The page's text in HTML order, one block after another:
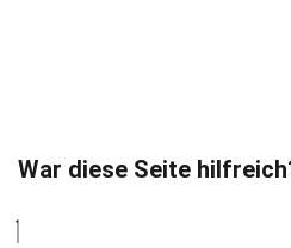
War diese Seite